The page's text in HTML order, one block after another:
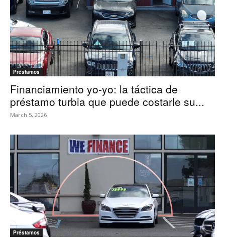
Préstamos
Financiamiento yo-yo: la táctica de
préstamo turbia que puede costarle su...
March 5, 2026
Préstamos